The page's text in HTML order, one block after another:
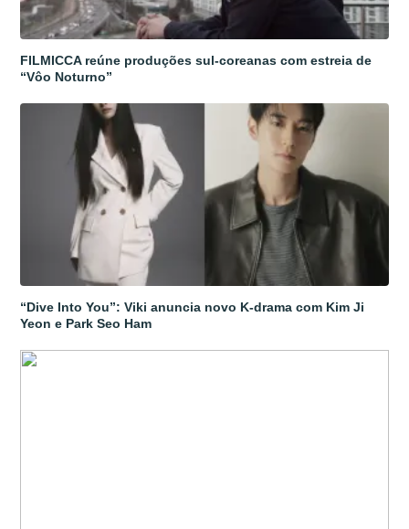
FILMICCA reúne produções sul-coreanas com estreia de
“Vôo Noturno”
“Dive Into You”: Viki anuncia novo K-drama com Kim Ji
Yeon e Park Seo Ham